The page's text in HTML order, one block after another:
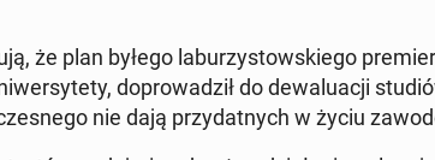
że plan byłego la­bu­rzy­stow­skie­go
do­pro­wa­dził do de­wa­lu­acji
nie dają przy­dat­nych w życiu